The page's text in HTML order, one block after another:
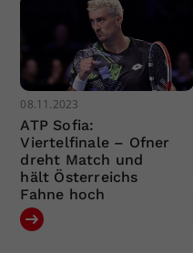
08.11.2023
ATP Sofia:
Viertelfinale – Ofner
dreht Match und
hält Österreichs
Fahne hoch